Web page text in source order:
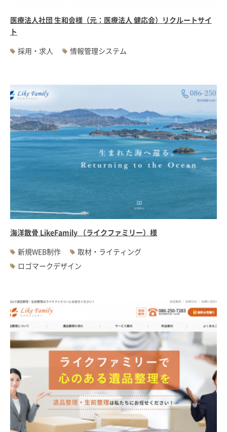
医療法人社団 生和会様（元：医療法人 健応会）リクルートサイ
ト
採用・求人
情報管理システム
海洋散骨 LikeFamily （ライクファミリー）様
新規WEB制作
取材・ライティング
ロゴマークデザイン